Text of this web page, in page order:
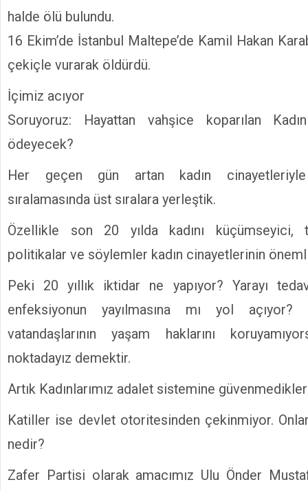
halde ölü bulundu.
16 Ekim’de İstanbul Maltepe’de Kamil Hakan
çekiçle vurarak öldürdü.
İçimiz acıyor
Soruyoruz: Hayattan vahşice koparılan
ödeyecek?
Her geçen gün artan kadın
sıralamasında üst sıralara yerleştik.
Özellikle son 20 yılda kadını küçümseyici,
politikalar ve söylemler kadın cinayetlerinin
Peki 20 yıllık iktidar ne yapıyor? Yarayı
enfeksiyonun yayılmasına mı yol açıyor?
vatandaşlarının yaşam haklarını
noktadayız demektir.
Artık Kadınlarımız adalet sistemine
Katiller ise devlet otoritesinden çekinmiyor.
nedir?
Zafer Partisi olarak amacımız Ulu Önder